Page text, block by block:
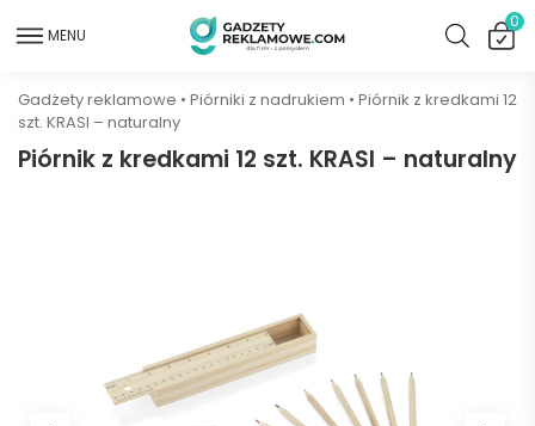
MENU
0
Gadżety reklamowe • Piórniki z nadrukiem • Piórnik z kredkami 12
szt. KRASI – naturalny
Piórnik z kredkami 12 szt. KRASI – naturalny